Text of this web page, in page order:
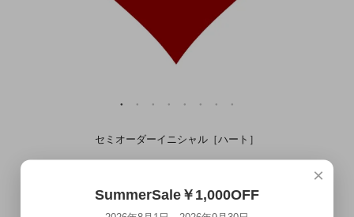
セミオーダーイニシャル［ハート］
¥1,000 → ¥0(税込)
×
SummerSale￥1,000OFF